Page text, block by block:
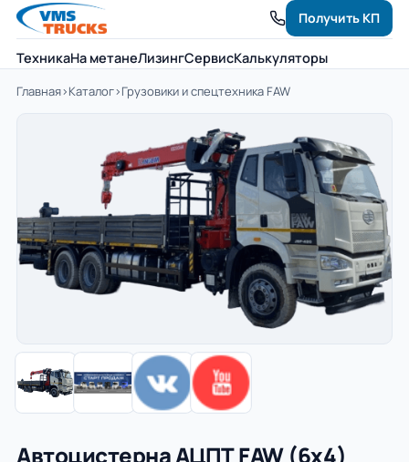
ТехникаНа метанеЛизингСервисКалькуляторы
Получить КП
Главная›Каталог›Грузовики и спецтехника FAW
Автоцистерна АЦПТ FAW (6х4)